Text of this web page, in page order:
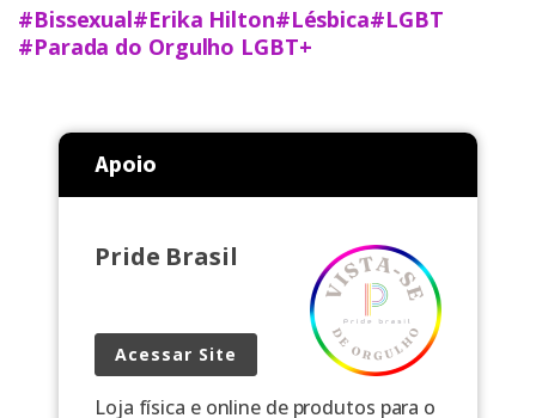
#Bissexual#Erika Hilton#Lésbica#LGBT
#Parada do Orgulho LGBT+
Apoio
Pride Brasil
Acessar Site
Loja física e online de produtos para o